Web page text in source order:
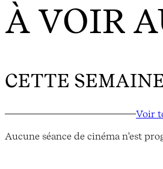
À VOIR
CETTE
Voir
Aucune séance de cinéma n'est